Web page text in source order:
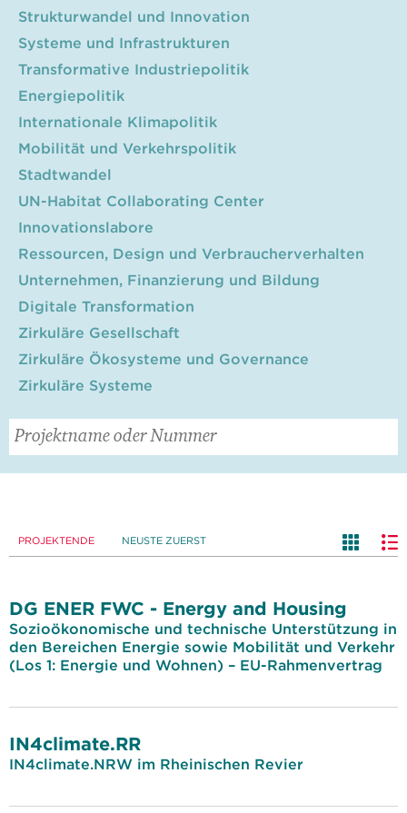
Strukturwandel und Innovation
Systeme und Infrastrukturen
Transformative Industriepolitik
Energiepolitik
Internationale Klimapolitik
Mobilität und Verkehrspolitik
Stadtwandel
UN-Habitat Collaborating Center
Innovationslabore
Ressourcen, Design und Verbraucherverhalten
Unternehmen, Finanzierung und Bildung
Digitale Transformation
Zirkuläre Gesellschaft
Zirkuläre Ökosysteme und Governance
Zirkuläre Systeme
PROJEKTENDE NEUSTE ZUERST
DG ENER FWC - Energy and Housing
Sozioökonomische und technische Unterstützung in
den Bereichen Energie sowie Mobilität und Verkehr
(Los 1: Energie und Wohnen) – EU-Rahmenvertrag
IN4climate.RR
IN4climate.NRW im Rheinischen Revier